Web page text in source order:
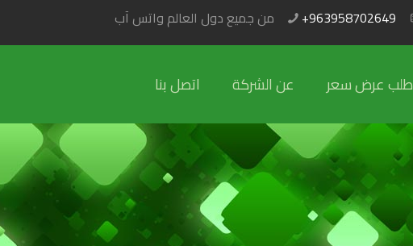
من جميع دول العالم واتس آب +963958702649
طلب عرض سعر عن الشركة اتصل بنا